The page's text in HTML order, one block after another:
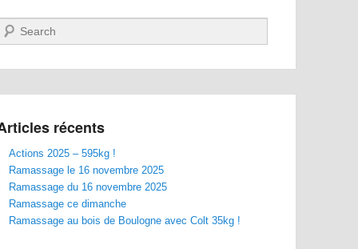
Recherche
récents
Actions 2025 – 595kg !
Ramassage le 16 novembre 2025
Ramassage du 16 novembre 2025
Ramassage ce dimanche
Ramassage au bois de Boulogne avec Colt 35kg !